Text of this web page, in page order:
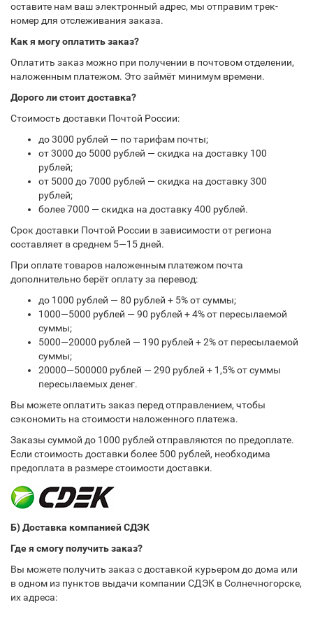
оставите нам ваш электронный адрес, мы отправим трек-
номер для отслеживания заказа.
Как я могу оплатить заказ?
Оплатить заказ можно при получении в почтовом отделении,
наложенным платежом. Это займёт минимум времени.
Дорого ли стоит доставка?
Стоимость доставки Почтой России:
до 3000 рублей — по тарифам почты;
от 3000 до 5000 рублей — скидка на доставку 100
рублей;
от 5000 до 7000 рублей — скидка на доставку 300
рублей;
более 7000 — скидка на доставку 400 рублей.
Срок доставки Почтой России в зависимости от региона
составляет в среднем 5—15 дней.
При оплате товаров наложенным платежом почта
дополнительно берёт оплату за перевод:
до 1000 рублей — 80 рублей + 5% от суммы;
1000—5000 рублей — 90 рублей + 4% от пересылаемой
суммы;
5000—20000 рублей — 190 рублей + 2% от пересылаемой
суммы;
20000—500000 рублей — 290 рублей + 1,5% от суммы
пересылаемых денег.
Вы можете оплатить заказ перед отправлением, чтобы
сэкономить на стоимости наложенного платежа.
Заказы суммой до 1000 рублей отправляются по предоплате.
Если стоимость доставки более 500 рублей, необходима
предоплата в размере стоимости доставки.
Б) Доставка компанией СДЭК
Где я смогу получить заказ?
Вы можете получить заказ с доставкой курьером до дома или
в одном из пунктов выдачи компании СДЭК в Солнечногорске,
их адреса: